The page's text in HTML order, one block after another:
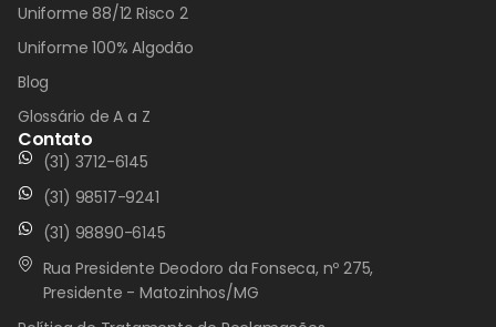
Uniforme 88/12 Risco 2
Uniforme 100% Algodão
Blog
Glossário de A a Z
Contato
(31) 3712-6145
(31) 98517-9241
(31) 98890-6145
Rua Presidente Deodoro da Fonseca, nº 275,
Presidente - Matozinhos/MG